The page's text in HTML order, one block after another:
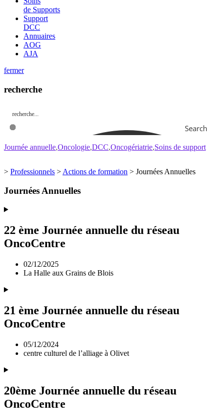
de Supports
Support
DCC
Annuaires
AOG
AJA
fermer
recherche
Search
Journée annuelle Oncologie DCC Oncogériatrie Soins de support
> Professionnels > Actions de formation > Journées Annuelles
Journées Annuelles
22 ème Journée annuelle du réseau
OncoCentre
02/12/2025
La Halle aux Grains de Blois
21 ème Journée annuelle du réseau
OncoCentre
05/12/2024
centre culturel de l’alliage à Olivet
20ème Journée annuelle du réseau
OncoCentre